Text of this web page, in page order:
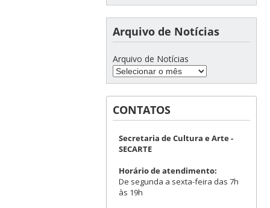
Arquivo de Notícias
Arquivo de Notícias
CONTATOS
Secretaria de Cultura e Arte -
SECARTE
Horário de atendimento:
De segunda a sexta-feira das 7h
às 19h